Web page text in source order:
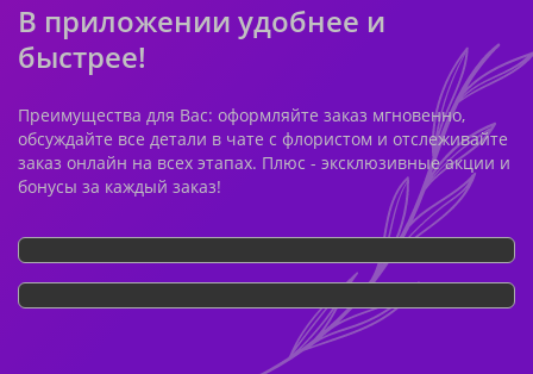
В приложении удобнее и
быстрее!
Преимущества для Вас: оформляйте заказ мгновенно,
обсуждайте все детали в чате с флористом и отслеживайте
заказ онлайн на всех этапах. Плюс - эксклюзивные акции и
бонусы за каждый заказ!